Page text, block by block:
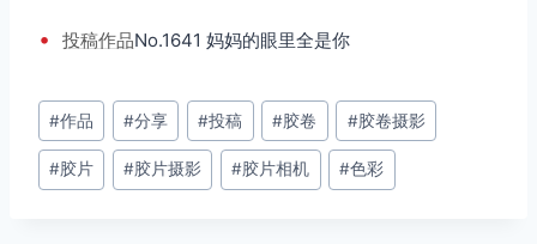
• 投稿作品No.1641 妈妈的眼里全是你
文
章
标
#作品 #分享 #投稿 #胶卷 #胶卷摄影
#胶片 #胶片摄影 #胶片相机 #色彩